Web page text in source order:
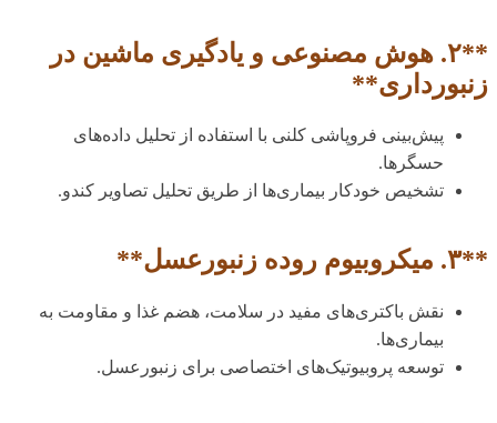
**۲. هوش مصنوعی و یادگیری ماشین در
زنبورداری**
پیش‌بینی فروپاشی کلنی با استفاده از تحلیل داده‌های
حسگرها.
تشخیص خودکار بیماری‌ها از طریق تحلیل تصاویر کندو.
**۳. میکروبیوم روده زنبورعسل**
نقش باکتری‌های مفید در سلامت، هضم غذا و مقاومت به
بیماری‌ها.
توسعه پروبیوتیک‌های اختصاصی برای زنبورعسل.